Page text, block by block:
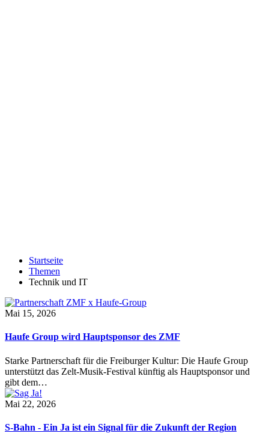
Startseite
Themen
Technik und IT
Mai 15, 2026
Haufe Group wird Hauptsponsor des ZMF
Starke Partnerschaft für die Freiburger Kultur: Die Haufe Group
unterstützt das Zelt-Musik-Festival künftig als Hauptsponsor und
gibt dem…
Mai 22, 2026
S-Bahn - Ein Ja ist ein Signal für die Zukunft der Region